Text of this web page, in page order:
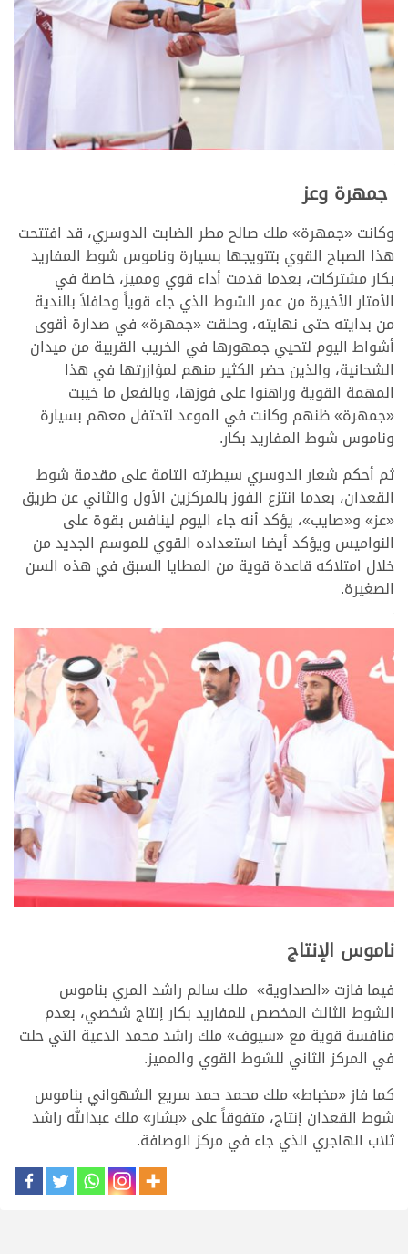
جمهرة وعز
وكانت «جمهرة» ملك صالح مطر الضابت الدوسري، قد افتتحت
هذا الصباح القوي بتتويجها بسيارة وناموس شوط المفاريد
بكار مشتركات، بعدما قدمت أداء قوي ومميز، خاصة في
الأمتار الأخيرة من عمر الشوط الذي جاء قوياً وحافلاً بالندية
من بدايته حتى نهايته، وحلقت «جمهرة» في صدارة أقوى
أشواط اليوم لتحيي جمهورها في الخريب القريبة من ميدان
الشحانية، والذين حضر الكثير منهم لمؤازرتها في هذا
المهمة القوية وراهنوا على فوزها، وبالفعل ما خيبت
«جمهرة» ظنهم وكانت في الموعد لتحتفل معهم بسيارة
وناموس شوط المفاريد بكار.
ثم أحكم شعار الدوسري سيطرته التامة على مقدمة شوط
القعدان، بعدما انتزع الفوز بالمركزين الأول والثاني عن طريق
«عز» و«صايب»، يؤكد أنه جاء اليوم لينافس بقوة على
النواميس ويؤكد أيضا استعداده القوي للموسم الجديد من
خلال امتلاكه قاعدة قوية من المطايا السبق في هذه السن
الصغيرة.
ناموس الإنتاج
فيما فازت «الصداوية» ملك سالم راشد المري بناموس
الشوط الثالث المخصص للمفاريد بكار إنتاج شخصي، بعدم
منافسة قوية مع «سيوف» ملك راشد محمد الدعية التي حلت
في المركز الثاني للشوط القوي والمميز.
كما فاز «مخباط» ملك محمد حمد سريع الشهواني بناموس
شوط القعدان إنتاج، متفوقاً على «بشار» ملك عبدالله راشد
ثلاب الهاجري الذي جاء في مركز الوصافة.